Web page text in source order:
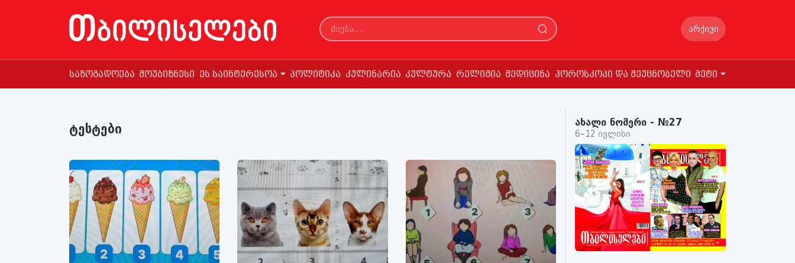
არქივი
საზოგადოება შოუბიზნესი ეს საინტერესოა პოლიტიკა კულინარია კულტურა რელიგია მედიცინა ჰოროსკოპი და შეუცნობელი მეტი
ტესტები ახალი ნომერი - №27
6–12 ივლისი